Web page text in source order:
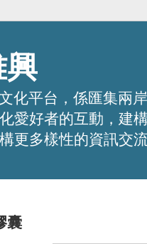
化平台，係匯集
愛好者的互動，建
更多樣性的資訊交
囊